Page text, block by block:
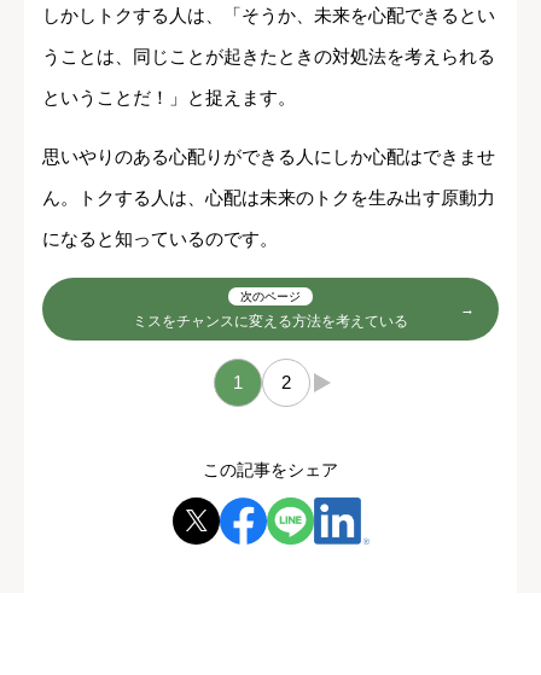
しかしトクする人は、「そうか、未来を心配できるとい
うことは、同じことが起きたときの対処法を考えられる
ということだ！」と捉えます。
思いやりのある心配りができる人にしか心配はできませ
ん。トクする人は、心配は未来のトクを生み出す原動力
になると知っているのです。
次のページ
ミスをチャンスに変える方法を考えている
1 2 →
この記事をシェア